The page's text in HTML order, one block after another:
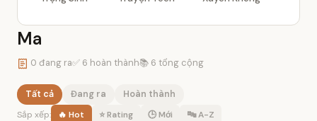
Ma
0 đang ra✅ 6 hoàn thành📚 6 tổng cộng
Tất cả Đang ra
Hoàn thành
Sắp xếp:
🔥 Hot ⭐ Rating 🕒 Mới 🔤 A-Z